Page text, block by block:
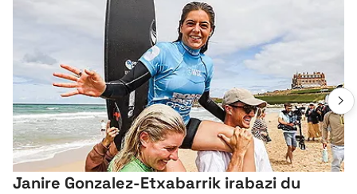
Janire Gonzalez-Etxabarrik irabazi du